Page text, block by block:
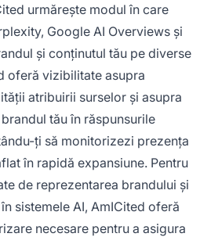
urmărește modul în care
Google AI Overviews și
și conținutul tău pe diverse
oferă vizibilitate asupra
atribuirii surselor și asupra
tău în răspunsurile
ți să monitorizezi prezența
în rapidă expansiune. Pentru
de reprezentarea brandului și
sistemele AI, AmICited oferă
necesare pentru a asigura